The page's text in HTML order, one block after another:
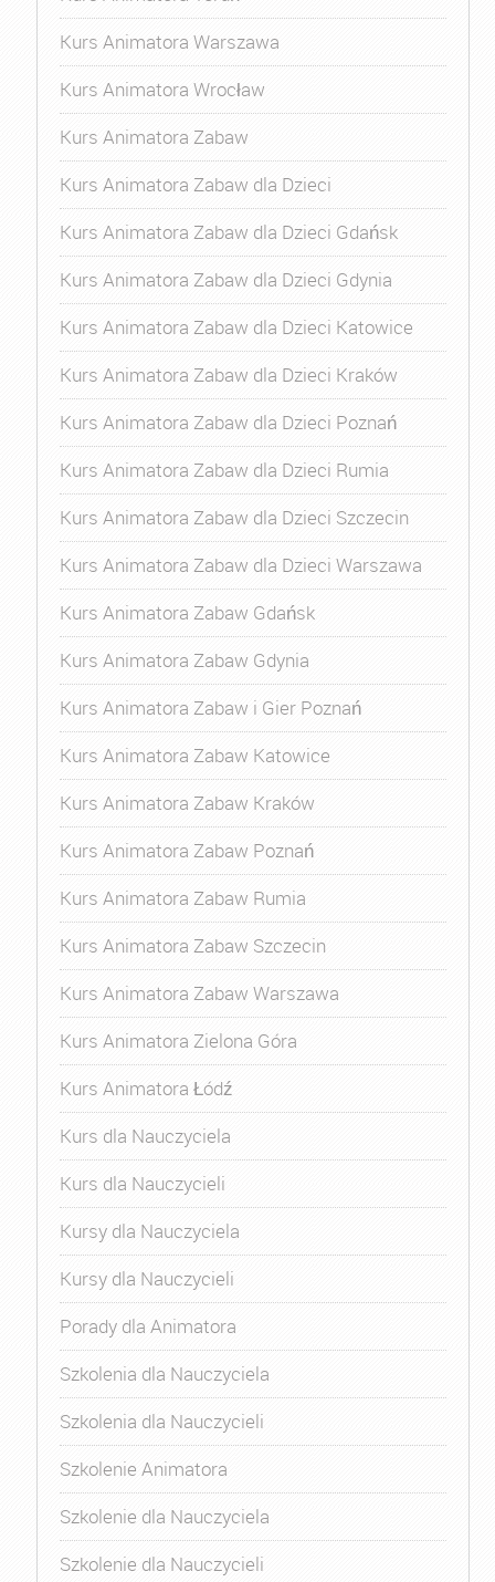
Kurs Animatora Warszawa
Kurs Animatora Wrocław
Kurs Animatora Zabaw
Kurs Animatora Zabaw dla Dzieci
Kurs Animatora Zabaw dla Dzieci Gdańsk
Kurs Animatora Zabaw dla Dzieci Gdynia
Kurs Animatora Zabaw dla Dzieci Katowice
Kurs Animatora Zabaw dla Dzieci Kraków
Kurs Animatora Zabaw dla Dzieci Poznań
Kurs Animatora Zabaw dla Dzieci Rumia
Kurs Animatora Zabaw dla Dzieci Szczecin
Kurs Animatora Zabaw dla Dzieci Warszawa
Kurs Animatora Zabaw Gdańsk
Kurs Animatora Zabaw Gdynia
Kurs Animatora Zabaw i Gier Poznań
Kurs Animatora Zabaw Katowice
Kurs Animatora Zabaw Kraków
Kurs Animatora Zabaw Poznań
Kurs Animatora Zabaw Rumia
Kurs Animatora Zabaw Szczecin
Kurs Animatora Zabaw Warszawa
Kurs Animatora Zielona Góra
Kurs Animatora Łódź
Kurs dla Nauczyciela
Kurs dla Nauczycieli
Kursy dla Nauczyciela
Kursy dla Nauczycieli
Porady dla Animatora
Szkolenia dla Nauczyciela
Szkolenia dla Nauczycieli
Szkolenie Animatora
Szkolenie dla Nauczyciela
Szkolenie dla Nauczycieli